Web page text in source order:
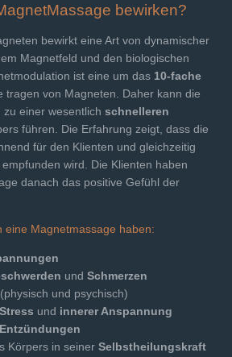
l
e
bewirken?
bewirkt eine Art von dynamischer
Magnetfeld und den biologischen
ist eine um das 10-fache
tragen von Magneten. Daher kann die
einer wesentlich schnelleren
führen. Die Erfahrung zeigt, dass die
für den Klienten und gleichzeitig
wird. Die Klienten haben
danach das positive Gefühl der
eine Magnetmassage haben:
und Schmerzen
(physisch und psychisch)
Stress und innerer Anspannung
Entzündungen
Körpers in seiner Selbstheilungskraft